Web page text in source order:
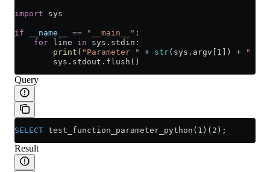
import sys
if __name__ == "__main__" :
    for
line in sys.stdin:
        print
( "Parameter " + str(sys.argv[ 1 ]) + "
        sys.stdout.flush()
Query
SELECT test_function_parameter_python( 1 )( 2 );
Result